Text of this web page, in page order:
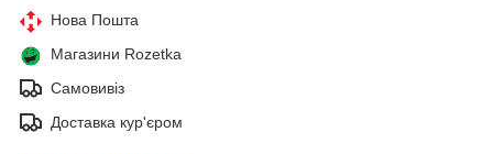
Нова Пошта
Магазини Rozetka
Самовивіз
Доставка кур'єром